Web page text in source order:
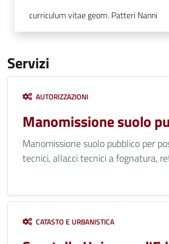
curriculum vitae geom. Patteri Nanni
Servizi
AUTORIZZAZIONI
Manomissione suolo
Manomissione suolo pubblico per
tecnici, allacci tecnici a fognatura,
CATASTO E URBANISTICA